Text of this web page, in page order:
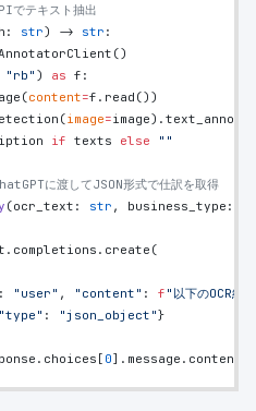
テキスト抽出
str) -> str :
"rb" ) as f:
content=f.read())
image=
if texts else ""
に渡してJSON形式で仕訳を取得
(ocr_text: str , business_type:
: "user" , "content" : f "以下のOCR結
"type" : "json_object"}
0].message.content)